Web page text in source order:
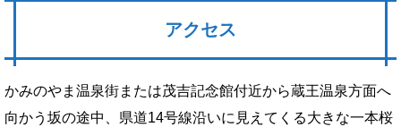
アクセス
かみのやま温泉街または茂吉記念館付近から蔵王温泉方面へ
向かう坂の途中、県道14号線沿いに見えてくる大きな一本桜